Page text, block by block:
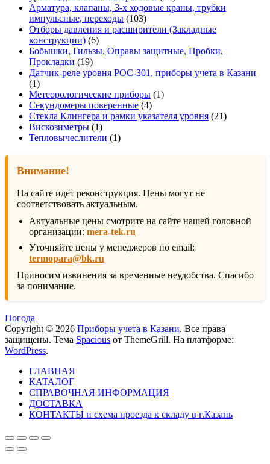
товара
Арматура, клапаны, 3-х ходовые краны, трубки
импульсные, переходы 103103
товара
Отборы давления и расширители (Закладные
конструкции) 66
товаров
Бобышки, Гильзы, Оправы защитные, Пробки,
Прокладки
1919
товаров
Датчик-реле уровня РОС-301, приборы учета в Казани
11
товар
Метеорологические приборы 11
Секундомеры поверенные 44
товара
Стекла Клингера и рамки указателя уровня 2121
Вискозиметры 11
товар
Тепловычеслители 11
Внимание!
На сайте идет реконструкция. Цены могут не
соответствовать актуальным.
Актуальные цены смотрите на сайте нашей головной
организации: mera-tek.ru
Уточняйте цены у менеджеров по email:
termopara@bk.ru
Приносим извинения за временные неудобства. Спасибо
за понимание.
Погода
Copyright © 2026 Приборы учета в Казани. Все права
защищены. Тема Spacious от ThemeGrill. На платформе:
WordPress.
ГЛАВНАЯ
КАТАЛОГ
СПРАВОЧНАЯ ИНФОРМАЦИЯ
ДОСТАВКА
КОНТАКТЫ и схема проезда к складу в г.Казань